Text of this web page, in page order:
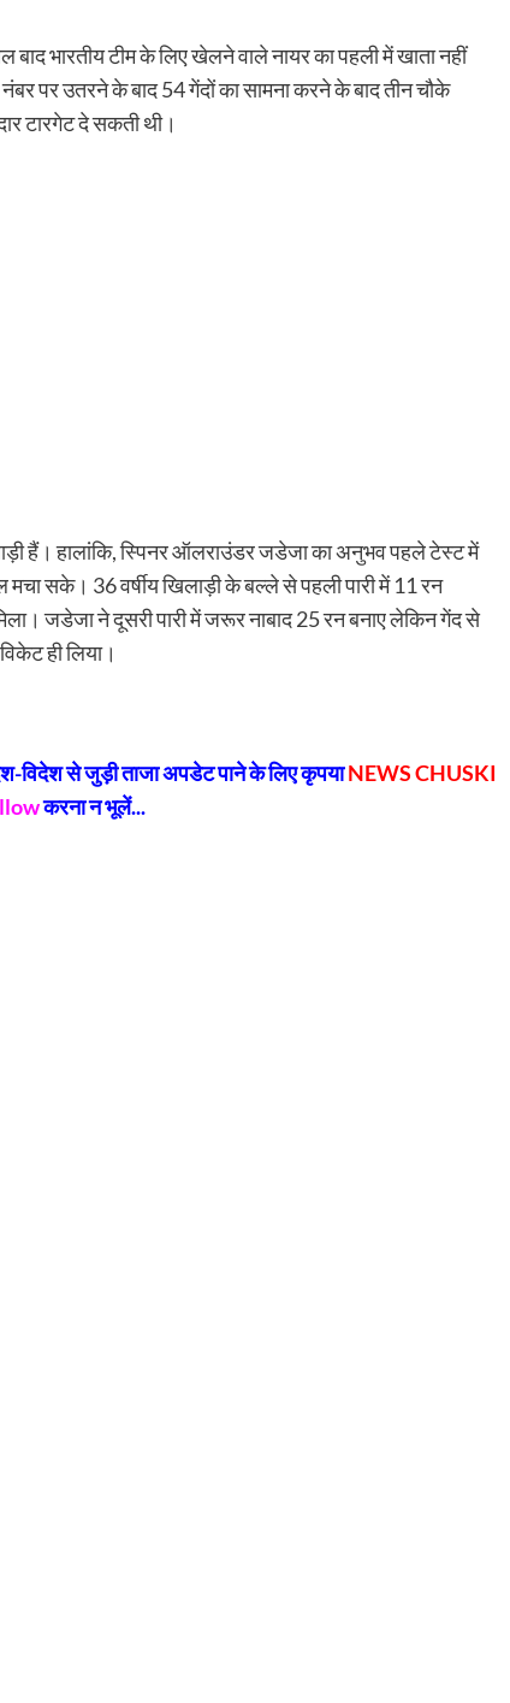
भारतीय टीम के लिए खेलने वाले नायर का पहली में खाता नहीं
पर उतरने के बाद 54 गेंदों का सामना करने के बाद तीन चौके
टारगेट दे सकती थी।
हैं। हालांकि, स्पिनर ऑलराउंडर जडेजा का अनुभव पहले टेस्ट में
सके। 36 वर्षीय खिलाड़ी के बल्ले से पहली पारी में 11 रन
जडेजा ने दूसरी पारी में जरूर नाबाद 25 रन बनाए लेकिन गेंद से
ही लिया।
से जुड़ी ताजा अपडेट पाने के लिए कृपयाNEWS CHUSKI
करना न भूलें...